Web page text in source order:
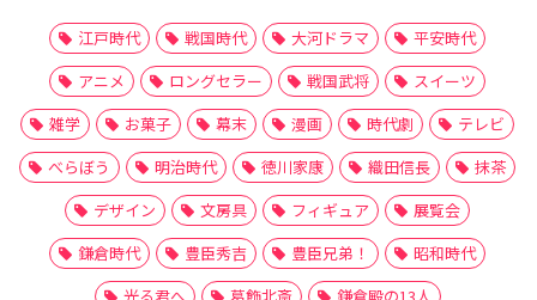
江戸時代 戦国時代 大河ドラマ
平安時代
アニメ
ロングセラー 戦国武将
スイーツ
雑学
お菓子 幕末 漫画 時代劇
テレビ
べらぼう
明治時代 徳川家康 織田信長
抹茶
デザイン
文房具 フィギュア
展覧会
鎌倉時代
豊臣秀吉 豊臣兄弟！
昭和時代
光る君へ
葛飾北斎 鎌倉殿の13人